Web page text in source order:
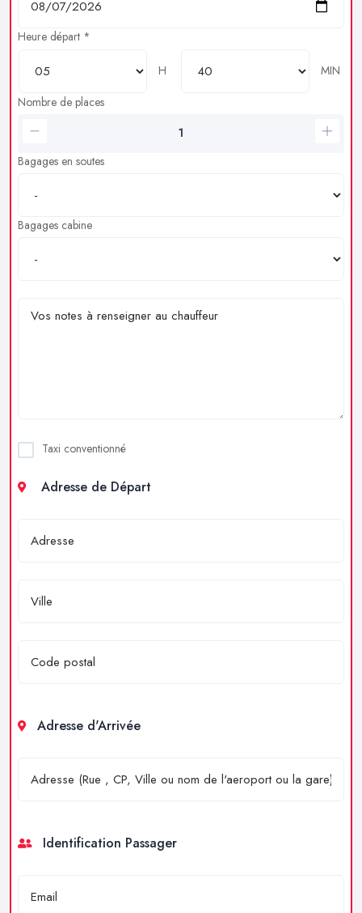
Heure départ *
H
MIN
Nombre de places
Bagages en soutes
Bagages cabine
Taxi conventionné
Adresse de Départ
Adresse d'Arrivée
Identification Passager